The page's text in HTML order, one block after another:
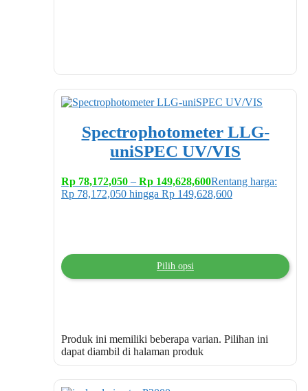
Spectrophotometer LLG-
uniSPEC UV/VIS
Rp 78,172,050 – Rp 149,628,600Rentang harga:
Rp 78,172,050 hingga Rp 149,628,600
Pilih opsi
Produk ini memiliki beberapa varian. Pilihan ini
dapat diambil di halaman produk